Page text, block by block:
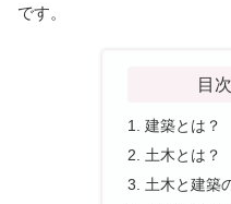
です。
目次
建築とは？
土木とは？
土木と建築